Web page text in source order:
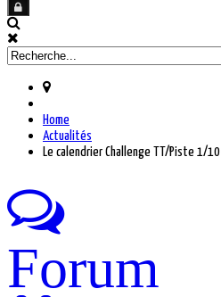
Home
Actualités
Le calendrier Challenge TT/Piste 1/
Forum